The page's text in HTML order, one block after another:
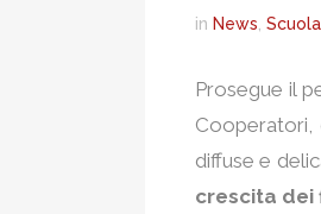
in News
Prosegue il
diffuse e
crescita dei